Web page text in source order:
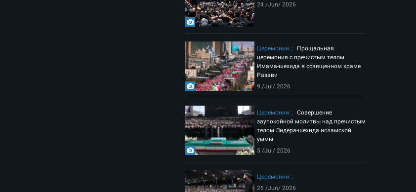
24 /Jun/ 2026
Церемонии
Прощальная
церемония с пречистым телом
Имама-шехида в ссвященном храме
Разави
9 /Jul/ 2026
Церемонии
Совершение
заупокойной молитвы над пречистым
телом Лидера-шехида исламской
уммы
5 /Jul/ 2026
Церемонии
26 /Jun/ 2026